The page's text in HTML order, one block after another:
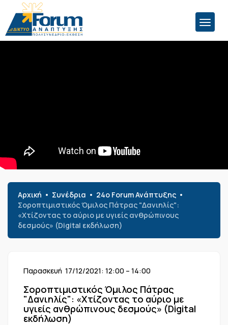
Αρχική Συνέδρια
24o Forum Ανάπτυξης
Σοροπτιμιστικός Όμιλος Πάτρας "Δανιηλίς":
«Χτίζοντας το αύριο με υγιείς ανθρώπινους
δεσμούς» (Digital εκδήλωση)
Παρασκευή 17/12/2021: 12:00 – 14:00
Σοροπτιμιστικός Όμιλος Πάτρας
"Δανιηλίς": «Χτίζοντας το αύριο με
υγιείς ανθρώπινους δεσμούς» (Digital
εκδήλωση)